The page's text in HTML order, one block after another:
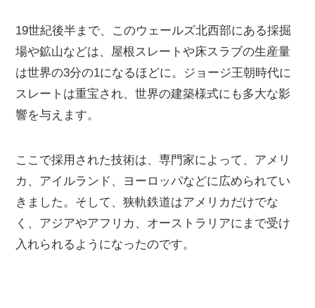
19世紀後半まで、このウェールズ北西部にある採掘
場や鉱山などは、屋根スレートや床スラブの生産量
は世界の3分の1になるほどに。ジョージ王朝時代に
スレートは重宝され、世界の建築様式にも多大な影
響を与えます。
ここで採用された技術は、専門家によって、アメリ
カ、アイルランド、ヨーロッパなどに広められてい
きました。そして、狭軌鉄道はアメリカだけでな
く、アジアやアフリカ、オーストラリアにまで受け
入れられるようになったのです。